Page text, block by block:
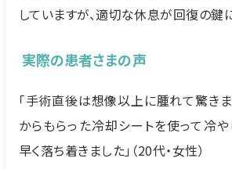
していますが、適切な休息が回復の鍵
実際の患者さまの声
「手術直後は想像以上に腫れて驚きま
からもらった冷却シートを使って冷や
早く落ち着きました」（20代・女性）